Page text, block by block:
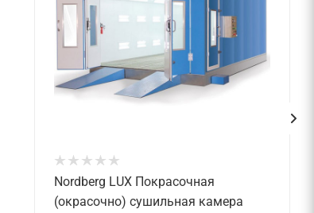
Nordberg LUX Покрасочная
(окрасочно) сушильная камера